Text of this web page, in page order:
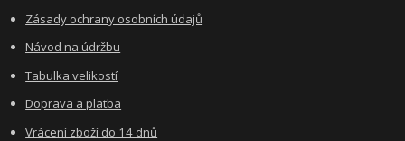
Zásady ochrany osobních údajů
Návod na údržbu
Tabulka velikostí
Doprava a platba
Vrácení zboží do 14 dnů